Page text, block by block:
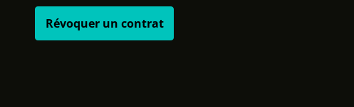
Révoquer un contrat